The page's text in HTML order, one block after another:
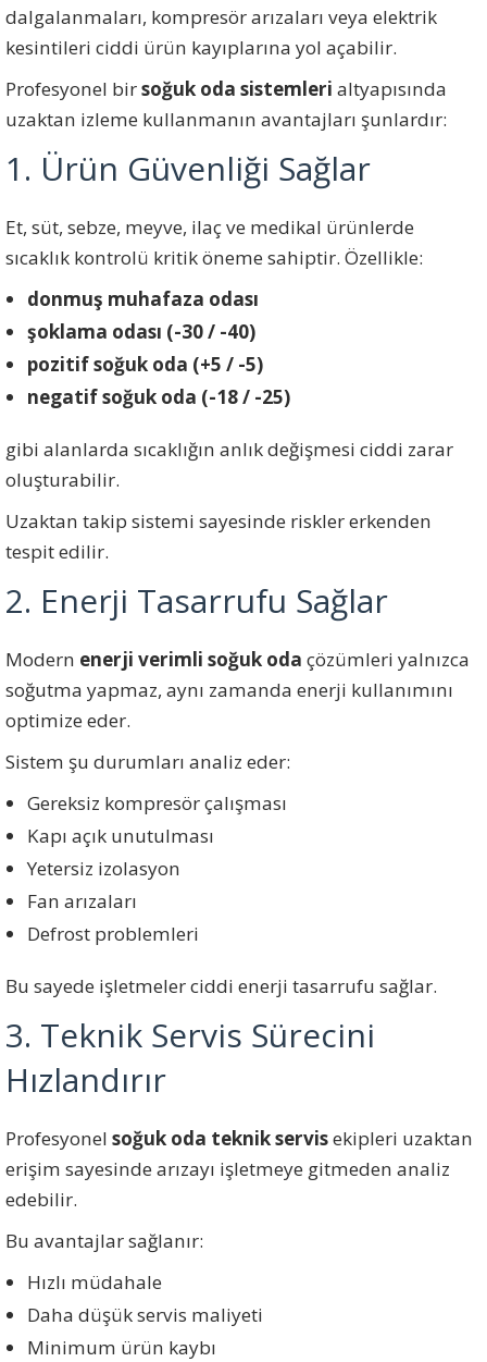
dalgalanmaları, kompresör arızaları veya elektrik
kesintileri ciddi ürün kayıplarına yol açabilir.
Profesyonel birsoğuk oda sistemleri altyapısında
uzaktan izleme kullanmanın avantajları şunlardır:
1. Ürün Güvenliği Sağlar
Et, süt, sebze, meyve, ilaç ve medikal ürünlerde
sıcaklık kontrolü kritik öneme sahiptir. Özellikle:
donmuş muhafaza odası
şoklama odası (-30 / -40)
pozitif soğuk oda (+5 / -5)
negatif soğuk oda (-18 / -25)
gibi alanlarda sıcaklığın anlık değişmesi ciddi zarar
oluşturabilir.
Uzaktan takip sistemi sayesinde riskler erkenden
tespit edilir.
2. Enerji Tasarrufu Sağlar
Modern enerji verimli soğuk oda çözümleri yalnızca
soğutma yapmaz, aynı zamanda enerji kullanımını
optimize eder.
Sistem şu durumları analiz eder:
Gereksiz kompresör çalışması
Kapı açık unutulması
Yetersiz izolasyon
Fan arızaları
Defrost problemleri
Bu sayede işletmeler ciddi enerji tasarrufu sağlar.
3. Teknik Servis Sürecini
Hızlandırır
Profesyonel soğuk oda teknik servisekipleri uzaktan
erişim sayesinde arızayı işletmeye gitmeden analiz
edebilir.
Bu avantajlar sağlanır:
Hızlı müdahale
Daha düşük servis maliyeti
Minimum ürün kaybı